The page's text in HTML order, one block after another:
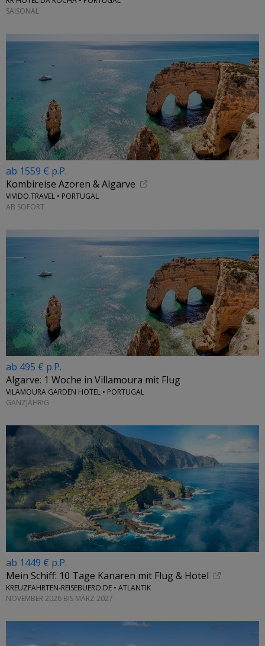
SAISONAL
ab 1559 € p.P.
Kombireise Azoren & Algarve
VIVIDO.TRAVEL • PORTUGAL
AB SOFORT
ab 495 € p.P.
Algarve: 1 Woche in Villamoura mit Flug
VILAMOURA GARDEN HOTEL • PORTUGAL
GANZJÄHRIG
ab 1449 € p.P.
Mein Schiff: 10 Tage Kanaren mit Flug & Hotel
KREUZFAHRTEN-REISEBUERO.DE • ATLANTIK
NOVEMBER 2026 BIS MÄRZ 2027